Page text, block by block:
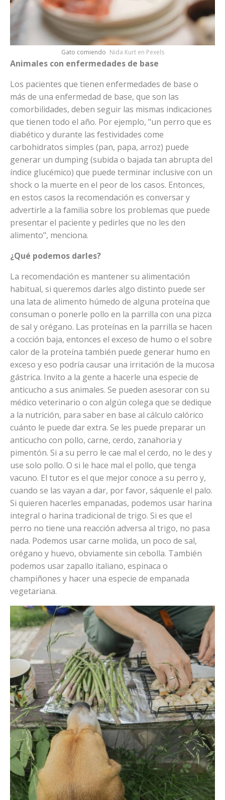
Gato comiendo Nida Kurt en Pexels
Animales con enfermedades de base
Los pacientes que tienen enfermedades de base o
más de una enfermedad de base, que son las
comorbilidades, deben seguir las mismas indicaciones
que tienen todo el año. Por ejemplo, "un perro que es
diabético y durante las festividades come
carbohidratos simples (pan, papa, arroz) puede
generar un dumping (subida o bajada tan abrupta del
índice glucémico) que puede terminar inclusive con un
shock o la muerte en el peor de los casos. Entonces,
en estos casos la recomendación es conversar y
advertirle a la familia sobre los problemas que puede
presentar el paciente y pedirles que no les den
alimento", menciona.
¿Qué podemos darles?
La recomendación es mantener su alimentación
habitual, si queremos darles algo distinto puede ser
una lata de alimento húmedo de alguna proteína que
consuman o ponerle pollo en la parrilla con una pizca
de sal y orégano. Las proteínas en la parrilla se hacen
a cocción baja, entonces el exceso de humo o el sobre
calor de la proteína también puede generar humo en
exceso y eso podría causar una irritación de la mucosa
gástrica. Invito a la gente a hacerle una especie de
anticucho a sus animales. Se pueden asesorar con su
médico veterinario o con algún colega que se dedique
a la nutrición, para saber en base al cálculo calórico
cuánto le puede dar extra. Se les puede preparar un
anticucho con pollo, carne, cerdo, zanahoria y
pimentón. Si a su perro le cae mal el cerdo, no le des y
use solo pollo. O si le hace mal el pollo, que tenga
vacuno. El tutor es el que mejor conoce a su perro y,
cuando se las vayan a dar, por favor, sáquenle el palo.
Si quieren hacerles empanadas, podemos usar harina
integral o harina tradicional de trigo. Si es que el
perro no tiene una reacción adversa al trigo, no pasa
nada. Podemos usar carne molida, un poco de sal,
orégano y huevo, obviamente sin cebolla. También
podemos usar zapallo italiano, espinaca o
champiñones y hacer una especie de empanada
vegetariana.